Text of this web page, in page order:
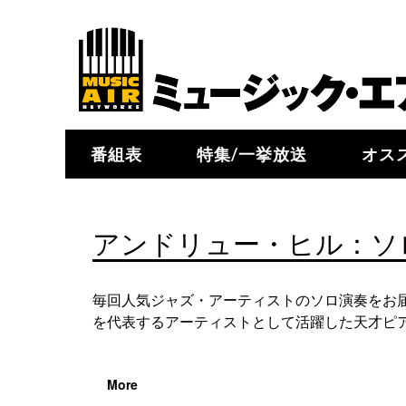
番組表 特集/一挙放送 オス
アンドリュー・ヒル：
毎回人気ジャズ・アーティストのソロ演奏を
を代表するアーティストとして活躍した天才
More